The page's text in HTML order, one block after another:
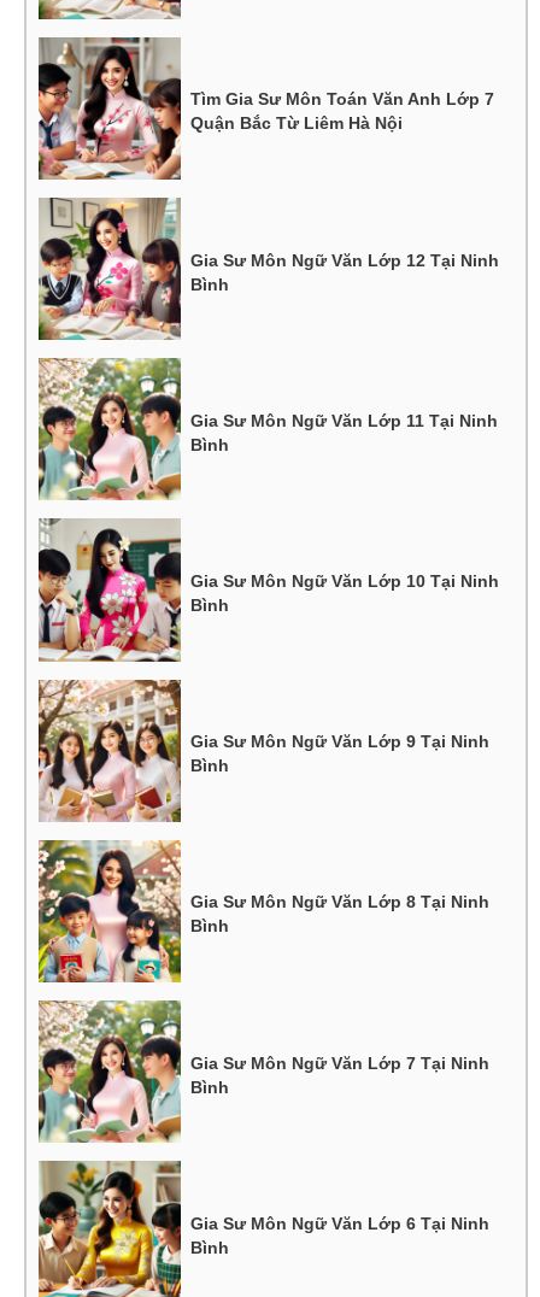
Tìm Gia Sư Môn Toán Văn Anh Lớp 7
Quận Bắc Từ Liêm Hà Nội
Gia Sư Môn Ngữ Văn Lớp 12 Tại Ninh
Bình
Gia Sư Môn Ngữ Văn Lớp 11 Tại Ninh
Bình
Gia Sư Môn Ngữ Văn Lớp 10 Tại Ninh
Bình
Gia Sư Môn Ngữ Văn Lớp 9 Tại Ninh
Bình
Gia Sư Môn Ngữ Văn Lớp 8 Tại Ninh
Bình
Gia Sư Môn Ngữ Văn Lớp 7 Tại Ninh
Bình
Gia Sư Môn Ngữ Văn Lớp 6 Tại Ninh
Bình